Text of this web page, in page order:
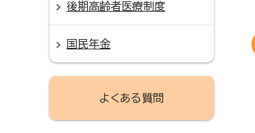
後期高齢者医療制度
国民年金
よくある質問